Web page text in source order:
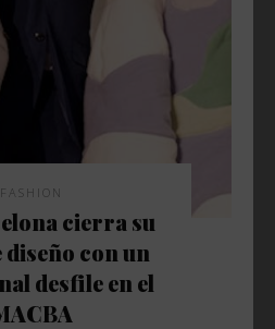
FASHION
cierra su
diseño con un
desfile en el